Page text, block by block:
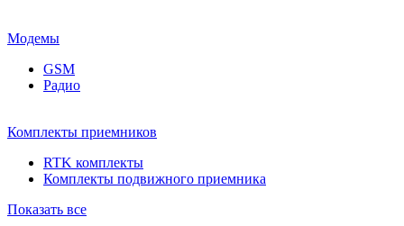
Модемы
GSM
Радио
Комплекты приемников
RTK комплекты
Комплекты подвижного приемника
Показать все